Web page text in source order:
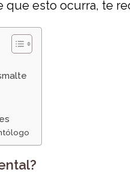
que esto ocurra, te